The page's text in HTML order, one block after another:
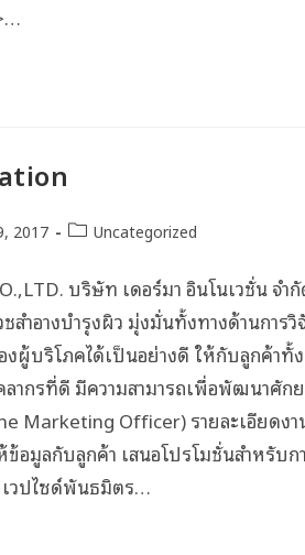
2017 Uncategorized
บริษัท เดอร์มา อินโนเวชั่น จ
ชสำอางบำรุงผิว มุ่งมั่นทั้งทางด้านก
งผู้บริโภคได้เป็นอย่างดี ให้กับลูกค้า
ลากรที่ดี มีความสามารถเพื่อพัฒนาศั
Marketing Officer) รายละเอียด
ข้อมูลกับลูกค้า เสนอโปรโมชั่นสำหรั
วปไซด์พันธมิตร…